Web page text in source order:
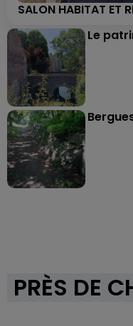
SALON HABITAT ET
Le
PRÈS DE